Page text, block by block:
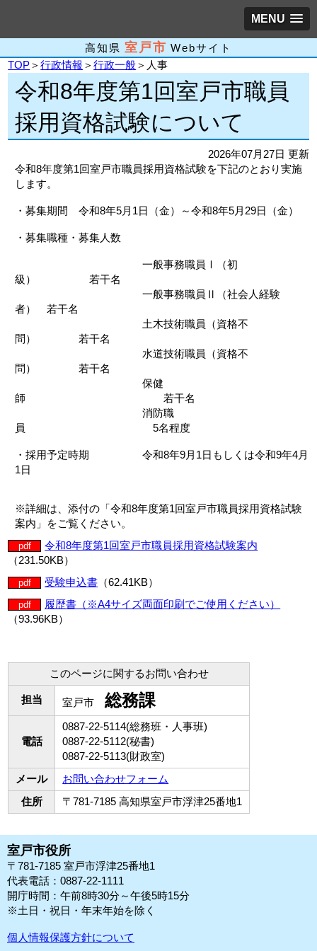
MENU
高知県 室戸市 Webサイト
TOP＞行政情報 ＞行政一般＞人事
令和8年度第1回室戸市職員
採用資格試験について
2026年07月27日 更新
令和8年度第1回室戸市職員採用資格試験を下記のとおり実施
します。
・募集期間 令和8年5月1日（金）～令和8年5月29日（金）
・募集職種・募集人数
一般事務職員Ⅰ（初
級） 若干名
一般事務職員Ⅱ（社会人経験
者） 若干名
土木技術職員（資格不
問） 若干名
水道技術職員（資格不
問） 若干名
保健
師 若干名
消防職
員 5名程度
・採用予定時期 令和8年9月1日もしくは令和9年4月
1日
※詳細は、添付の「令和8年度第1回室戸市職員採用資格試験
案内」をご覧ください。
pdf
令和8年度第1回室戸市職員採用資格試験案内
（231.50KB）
pdf 受験申込書 （62.41KB）
pdf
履歴書（※A4サイズ両面印刷でご使用ください）
（93.96KB）
このページに関するお問い合わせ
担当 室戸市総務課
電話
0887-22-5114(総務班・人事班)
0887-22-5112(秘書)
0887-22-5113(財政室)
メール
お問い合わせフォーム
住所
〒781-7185 高知県室戸市浮津25番地1
室戸市役所
〒781-7185 室戸市浮津25番地1
代表電話：0887-22-1111
開庁時間：午前8時30分～午後5時15分
※土日・祝日・年末年始を除く
個人情報保護方針について